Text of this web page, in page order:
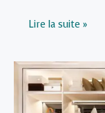
Tout
sur
la
pompe
Lire la suite »